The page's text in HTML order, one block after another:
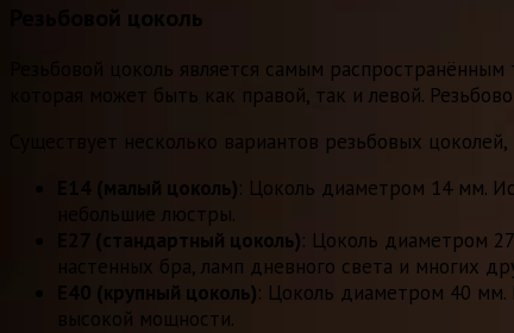
Резьбовой цоколь
Резьбовой цоколь является самым
которая может быть как правой, так и левой.
Существует несколько вариантов резьбовых
E14 (малый цоколь): Цоколь диаметром 14 мм.
небольшие люстры.
E27 (стандартный цоколь): Цоколь диаметром
настенных бра, ламп дневного света и многих
E40 (крупный цоколь): Цоколь диаметром 40 мм.
высокой мощности.